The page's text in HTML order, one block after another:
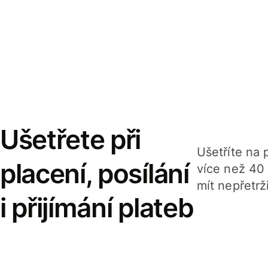
Ušetřete při
placení, posílání
i přijímání plateb
Ušetříte na
více než 40
mít